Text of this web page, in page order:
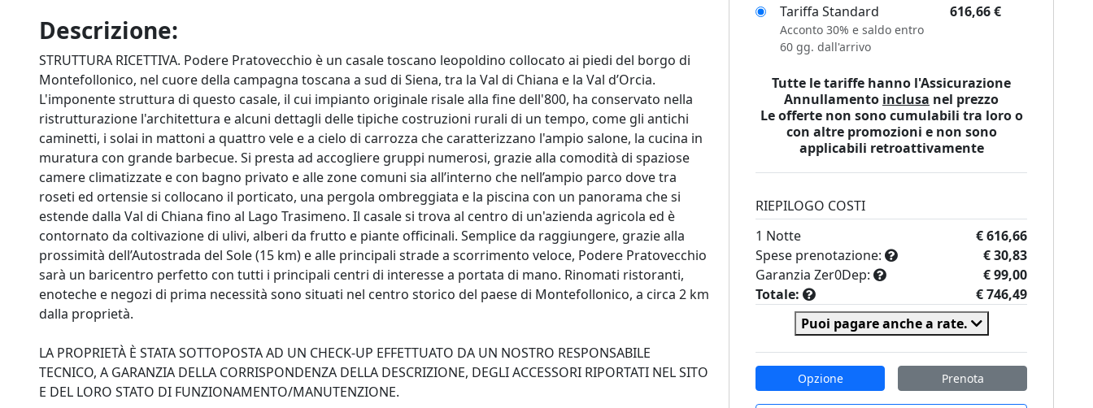
Descrizione:
STRUTTURA RICETTIVA. Podere Pratovecchio è un casale toscano leopoldino collocato ai piedi del borgo di
Montefollonico, nel cuore della campagna toscana a sud di Siena, tra la Val di Chiana e la Val d’Orcia.
L'imponente struttura di questo casale, il cui impianto originale risale alla fine dell'800, ha conservato nella
ristrutturazione l'architettura e alcuni dettagli delle tipiche costruzioni rurali di un tempo, come gli antichi
caminetti, i solai in mattoni a quattro vele e a cielo di carrozza che caratterizzano l'ampio salone, la cucina in
muratura con grande barbecue. Si presta ad accogliere gruppi numerosi, grazie alla comodità di spaziose
camere climatizzate e con bagno privato e alle zone comuni sia all’interno che nell’ampio parco dove tra
roseti ed ortensie si collocano il porticato, una pergola ombreggiata e la piscina con un panorama che si
estende dalla Val di Chiana fino al Lago Trasimeno. Il casale si trova al centro di un'azienda agricola ed è
contornato da coltivazione di ulivi, alberi da frutto e piante officinali. Semplice da raggiungere, grazie alla
prossimità dell’Autostrada del Sole (15 km) e alle principali strade a scorrimento veloce, Podere Pratovecchio
sarà un baricentro perfetto con tutti i principali centri di interesse a portata di mano. Rinomati ristoranti,
enoteche e negozi di prima necessità sono situati nel centro storico del paese di Montefollonico, a circa 2 km
dalla proprietà.
LA PROPRIETÀ È STATA SOTTOPOSTA AD UN CHECK-UP EFFETTUATO DA UN NOSTRO RESPONSABILE
TECNICO, A GARANZIA DELLA CORRISPONDENZA DELLA DESCRIZIONE, DEGLI ACCESSORI RIPORTATI NEL SITO
E DEL LORO STATO DI FUNZIONAMENTO/MANUTENZIONE.
Tariffa Standard
616,66€
Acconto 30% e saldo entro
60 gg. dall'arrivo
Tutte le tariffe hanno l'Assicurazione
Annullamento inclusa nel prezzo
Le offerte non sono cumulabili tra loro o
con altre promozioni e non sono
applicabili retroattivamente
RIEPILOGO COSTI
1 Notte
€ 616,66
Spese prenotazione:
€ 30,83
Garanzia Zer0Dep:
€ 99,00
Totale:
€ 746,49
Puoi pagare anche a rate.
Opzione Prenota